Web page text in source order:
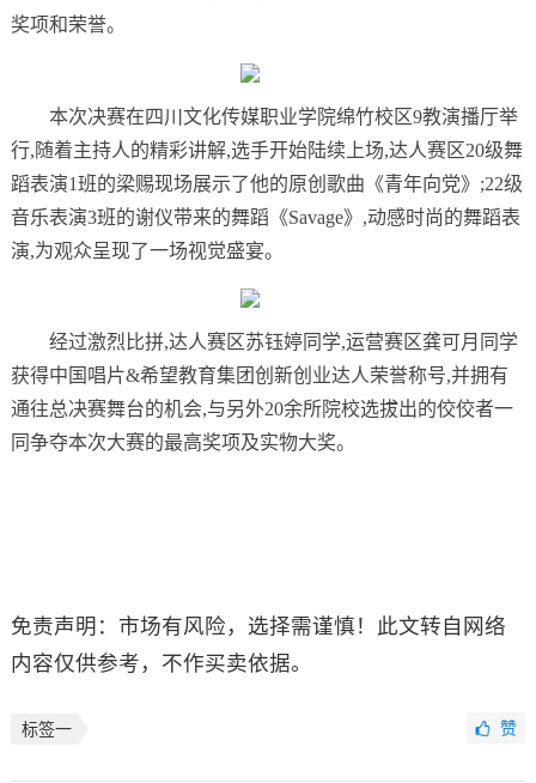
奖项和荣誉。
本次决赛在四川文化传媒职业学院绵竹校区9教演播厅举
行,随着主持人的精彩讲解,选手开始陆续上场,达人赛区20级舞
蹈表演1班的梁赐现场展示了他的原创歌曲《青年向党》;22级
音乐表演3班的谢仪带来的舞蹈《Savage》,动感时尚的舞蹈表
演,为观众呈现了一场视觉盛宴。
经过激烈比拼,达人赛区苏钰婷同学,运营赛区龚可月同学
获得中国唱片&希望教育集团创新创业达人荣誉称号,并拥有
通往总决赛舞台的机会,与另外20余所院校选拔出的佼佼者一
同争夺本次大赛的最高奖项及实物大奖。
免责声明：市场有风险，选择需谨慎！此文转自网络
内容仅供参考，不作买卖依据。
标签一 赞